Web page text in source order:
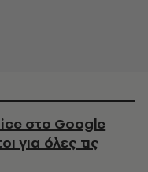
στο Google
για όλες τις